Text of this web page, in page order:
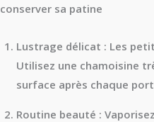
conserver sa patine
Lustrage délicat : Les
Utilisez une chamoisine
surface après chaque
Routine beauté :